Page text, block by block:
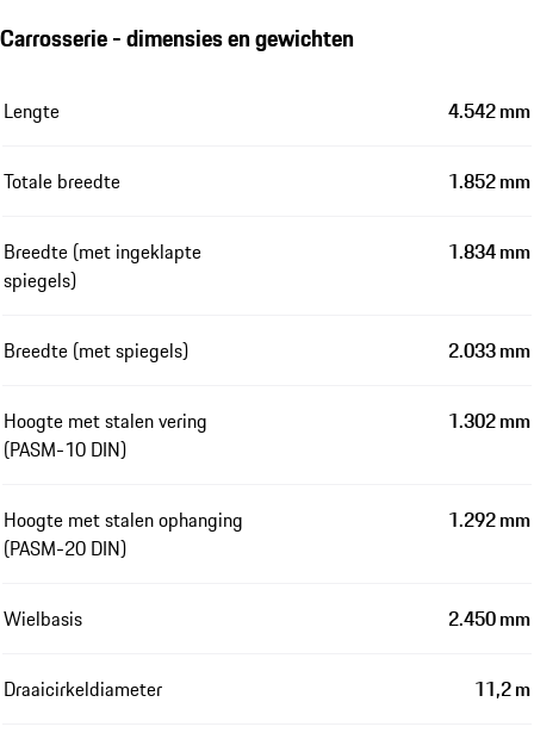
Carrosserie - dimensies en gewichten
Lengte 4.542 mm
Totale breedte 1.852 mm
Breedte (met ingeklapte
spiegels)
1.834 mm
Breedte (met spiegels) 2.033 mm
Hoogte met stalen vering
(PASM-10 DIN)
1.302 mm
Hoogte met stalen ophanging
(PASM-20 DIN)
1.292 mm
Wielbasis 2.450 mm
Draaicirkeldiameter 11,2 m